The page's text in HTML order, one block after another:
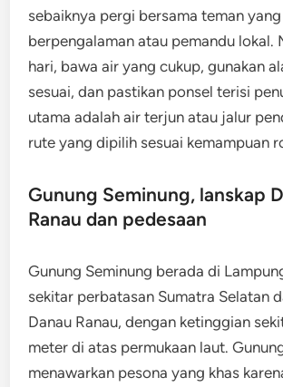
sebaiknya pergi bersama teman yang
berpengalaman atau pemandu lokal.
hari, bawa air yang cukup, gunakan
sesuai, dan pastikan ponsel terisi
utama adalah air terjun atau jalur
rute yang dipilih sesuai kemampuan
Gunung Seminung, lanskap
Ranau dan pedesaan
Gunung Seminung berada di
sekitar perbatasan Sumatra Selatan
Danau Ranau, dengan ketinggian
meter di atas permukaan laut.
menawarkan pesona yang khas